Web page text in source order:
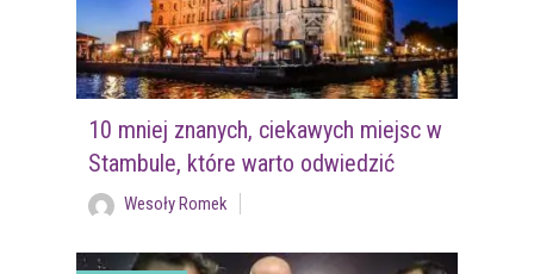
10 mniej znanych, ciekawych miejsc w
Stambule, które warto odwiedzić
Wesoły Romek